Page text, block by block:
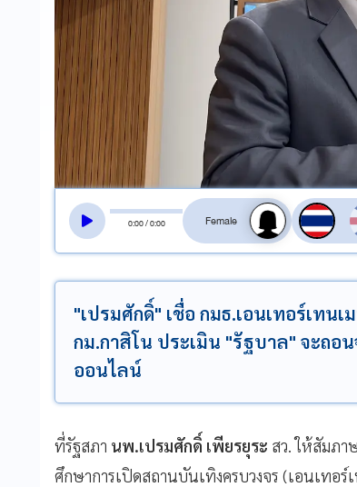
0:00/0:00
สลับเสียงอ่าน
"เปรมศักดิ์" เชื่อ กมธ.เอนเทอร์เทน
กม.กาสิโน ประเมิน "รัฐบาล" จะถ
ออนไลน์
ที่รัฐสภา นพ.เปรมศักดิ์ เพียรยุระ สว. ให้สัมภ
ศึกษาการเปิดสถานบันเทิงครบวงจร (เอนเทอ